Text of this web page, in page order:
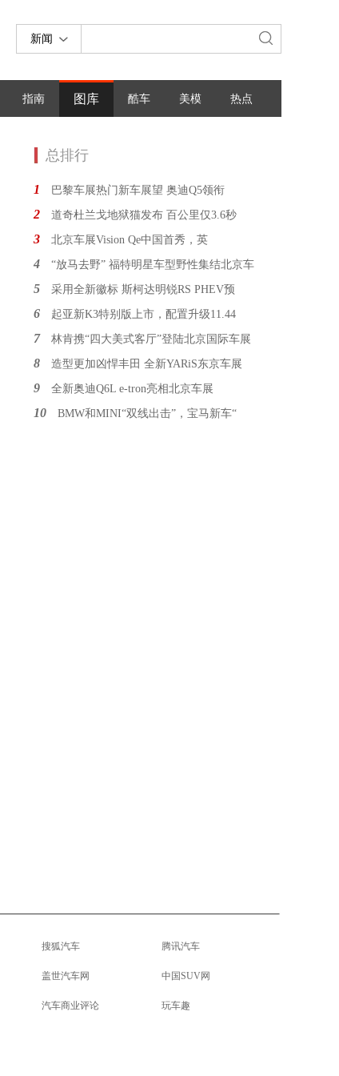
新闻
指南 图库 酷车 美模 热点
总排行
1 巴黎车展热门新车展望 奥迪Q5领衔
2 道奇杜兰戈地狱猫发布 百公里仅3.6秒
3 北京车展Vision Qe中国首秀，英
4 “放马去野” 福特明星车型野性集结北京车
5 采用全新徽标 斯柯达明锐RS PHEV预
6 起亚新K3特别版上市，配置升级11.44
7 林肯携“四大美式客厅”登陆北京国际车展
8 造型更加凶悍丰田 全新YARiS东京车展
9 全新奥迪Q6L e-tron亮相北京车展
10 BMW和MINI“双线出击”，宝马新车“
搜狐汽车 腾讯汽车
盖世汽车网 中国SUV网
汽车商业评论 玩车趣